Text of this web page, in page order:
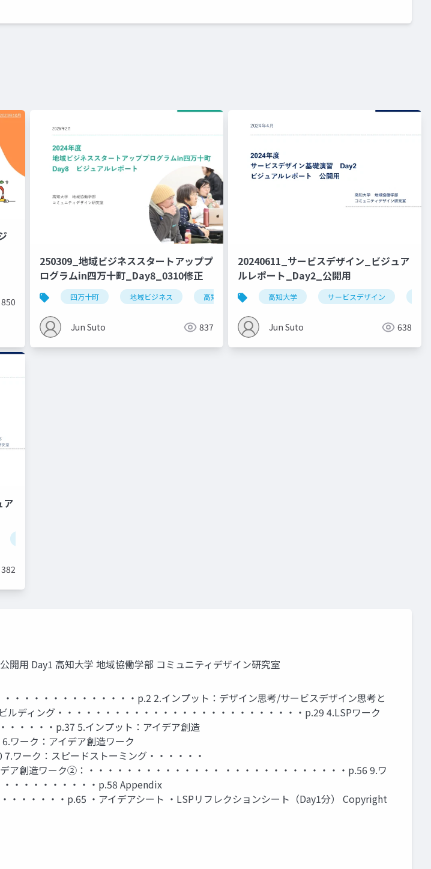
850
250309_地域ビジネススタートアッププ
ログラムin四万十町_Day8_0310修正
四万十町 地域ビジネス 高知大学 ローカルビジネス
Jun Suto 837
20240611_サービスデザイン_ビジュア
ルレポート_Day2_公開用
高知大学 サービスデザイン
Jun Suto 638
ア
382
用 Day1 高知大学 地域協働学部 コミュニティデザイン研究室
・・・・・・・・・・・・・p.2 2.インプット：デザイン思考/サービスデザイン思考と
ディング・・・・・・・・・・・・・・・・・・・・・・・・・・p.29 4.LSPワーク
・・・・・p.37 5.インプット：アイデア創造
ワーク：アイデア創造ワーク
ワーク：スピードストーミング・・・・・・
ア創造ワーク②：・・・・・・・・・・・・・・ ・・・・・・・・・・・・・p.56 9.ワ
・・・・・・・・・p.58 Appendix
・・・・・・p.65 ・アイデアシート ・LSPリフレクションシート（Day1分） Copyright